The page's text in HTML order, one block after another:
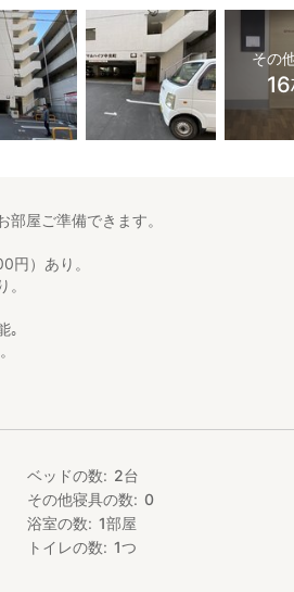
その
屋ご準備できます。
円）あり。
｡
分
ベッドの数 2台
その他寝具の数
0
浴室の数
1部屋
トイレの数
1つ